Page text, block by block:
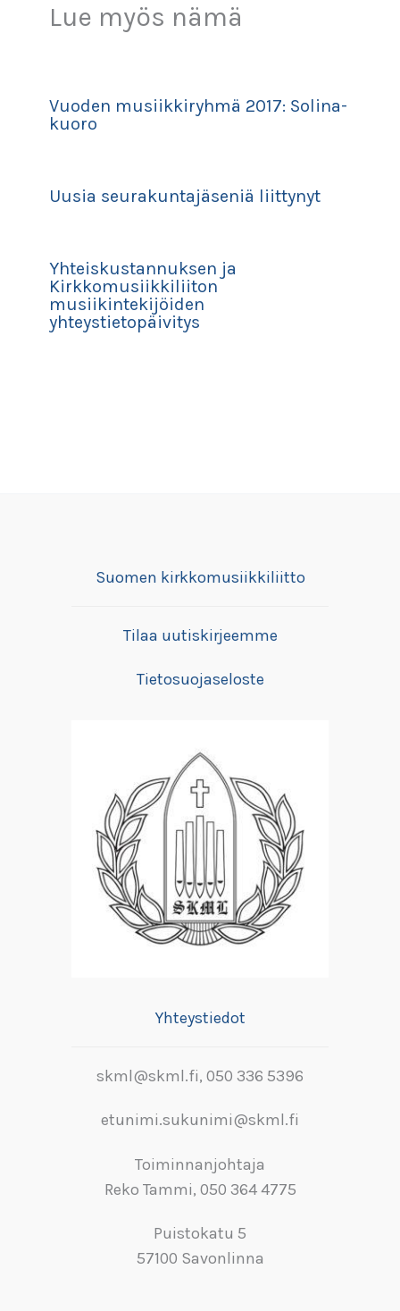
Lue myös nämä
Vuoden musiikkiryhmä 2017: Solina-
kuoro
Uusia seurakuntajäseniä liittynyt
Yhteiskustannuksen ja
Kirkkomusiikkiliiton
musiikintekijöiden
yhteystietopäivitys
Suomen kirkkomusiikkiliitto
Tilaa uutiskirjeemme
Tietosuojaseloste
Yhteystiedot
skml@skml.fi, 050 336 5396
etunimi.sukunimi@skml.fi
Toiminnanjohtaja
Reko Tammi, 050 364 4775
Puistokatu 5
57100 Savonlinna